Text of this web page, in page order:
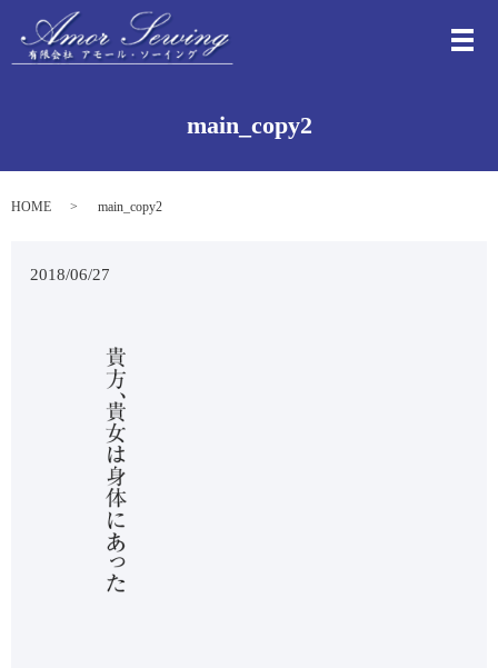
メ
main_copy2
HOME main_copy2
2018/06/27